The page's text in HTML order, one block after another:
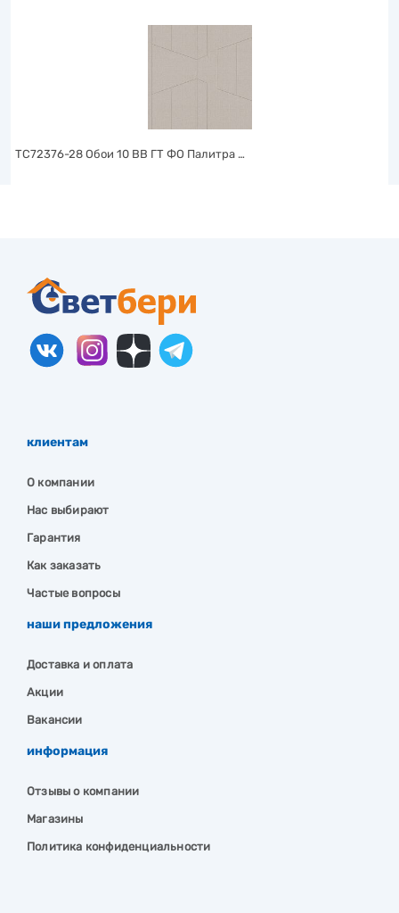
TC72376-28 Обои 10 ВВ ГТ ФО Палитра …
клиентам
О компании
Нас выбирают
Гарантия
Как заказать
Частые вопросы
наши предложения
Доставка и оплата
Акции
Вакансии
информация
Отзывы о компании
Магазины
Политика конфиденциальности